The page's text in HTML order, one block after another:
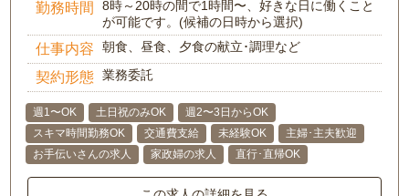
勤務時間
8時～20時の間で1時間〜、好きな日に働くこと
が可能です。(候補の日時から選択)
仕事内容 朝食、昼食、夕食の献立･調理など
契約形態 業務委託
週1〜OK 土日祝のみOK
週2〜3日からOK
スキマ時間勤務OK
交通費支給 未経験OK
主婦･主夫歓迎
お手伝いさんの求人
家政婦の求人 直行･直帰OK